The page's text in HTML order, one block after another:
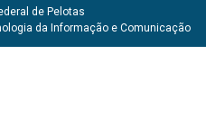
de Pelotas
da Informação e Comunicação